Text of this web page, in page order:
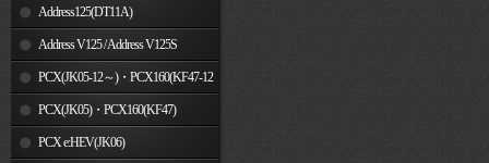
Address125(DT11A)
Address V125 / Address V125S
PCX(JK05-12～)・PCX160(KF47-12
～) PCX(JK05)・PCX160(KF47)
PCX e:HEV(JK06)